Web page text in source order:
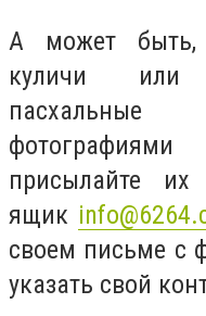
А может быть,
куличи или
пасхальные
присылайте
ящик
своем письме с
указать свой